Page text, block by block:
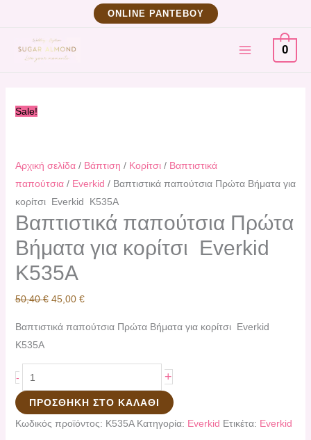
περιεχόμενο
ΟNLINE ΡΑΝΤΕΒΟΥ
MAIN
MENU
0
Sale!
Αρχική σελίδα/ Βάπτιση / Κορίτσι/ Βαπτιστικά
παπούτσια/ Everkid / Βαπτιστικά παπούτσια Πρώτα Βήματα για
κορίτσι Εverkid Κ535A
Βαπτιστικά παπούτσια Πρώτα
Βήματα για κορίτσι Εverkid
Κ535A
50,40€
was:
50,40 €.
45,00 €
τρέχουσα
Βαπτιστικά παπούτσια Πρώτα Βήματα για κορίτσι Εverkid
Κ535A
-
Πρώτα
Βήματα
Εverkid
+
ΠΡΟΣΘΉΚΗ ΣΤΟ ΚΑΛΆΘΙ
Κωδικός προϊόντος: Κ535A Κατηγορία: Everkid Ετικέτα: Εverkid